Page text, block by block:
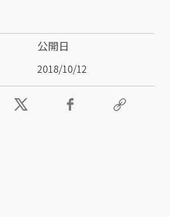
公開日
2018/10/12